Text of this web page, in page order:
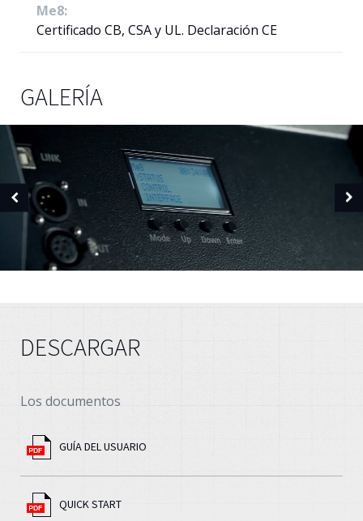
Me8:
Certificado CB, CSA y UL. Declaración CE
GALERÍA
DESCARGAR
Los documentos
GUÍA DEL USUARIO
QUICK START